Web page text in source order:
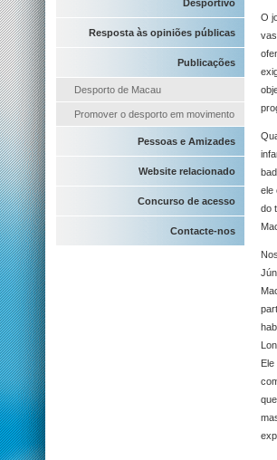
Desportivo
Resposta às opiniões públicas
Publicações
Desporto de Macau
Promover o desporto em movimento
Pessoas e Amizades
Website relacionado
Concurso de acesso
Contacte-nos
O
ele
do